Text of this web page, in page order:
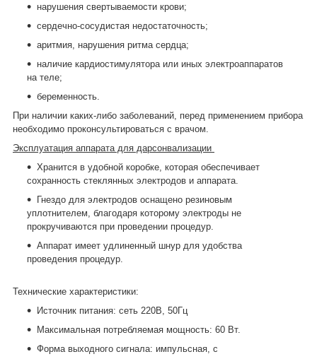
нарушения свертываемости крови;
сердечно-сосудистая недостаточность;
аритмия, нарушения ритма сердца;
наличие кардиостимулятора или иных электроаппаратов
на теле;
беременность.
При наличии каких-либо заболеваний, перед применением прибора
необходимо проконсультироваться с врачом.
Эксплуатация аппарата для дарсонвализации
Хранится в удобной коробке, которая обеспечивает
сохранность стеклянных электродов и аппарата.
Гнездо для электродов оснащено резиновым
уплотнителем, благодаря которому электроды не
прокручиваются при проведении процедур.
Аппарат имеет удлиненный шнур для удобства
проведения процедур.
Технические характеристики:
Источник питания: сеть 220В, 50Гц
Максимальная потребляемая мощность: 60 Вт.
Форма выходного сигнала: импульсная, с